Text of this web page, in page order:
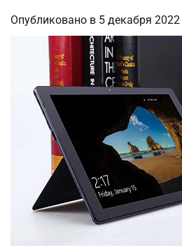
Опубликовано в 5 декабря 2022